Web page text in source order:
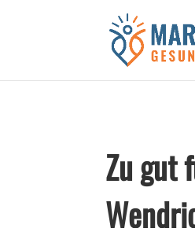
Zu gut